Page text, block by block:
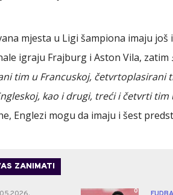
mjesta u Ligi šampiona imaju još i
igraju Frajburg i Aston Vila, zatim
tim u Francuskoj, četvrtoplasirani
kao i drugi, treći i četvrti tim
Englezi mogu da imaju i šest
ZANIMATI
0